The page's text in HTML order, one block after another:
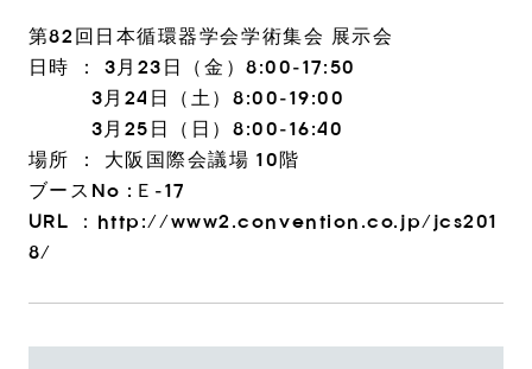
第82回日本循環器学会学術集会 展示会
日時 ： 3月23日（金）8:00-17:50
3月24日（土）8:00-19:00
3月25日（日）8:00-16:40
場所 ： 大阪国際会議場 10階
ブースNo :Ｅ-17
URL ： http://www2.convention.co.jp/jcs201
8/